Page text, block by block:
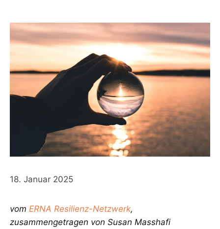
18. Januar 2025
vom ERNA Resilienz-Netzwerk,
zusammengetragen von Susan Masshafi